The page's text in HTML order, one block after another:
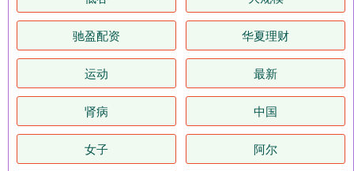
驰盈配资 华夏理财
运动 最新
肾病 中国
女子 阿尔